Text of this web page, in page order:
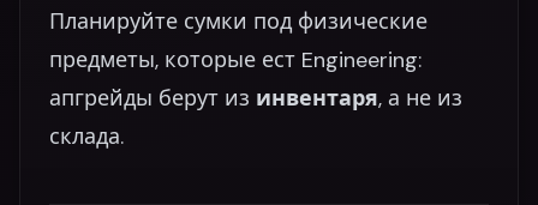
Планируйте сумки под физические
предметы, которые ест Engineering:
апгрейды берут из инвентаря, а не из
склада.